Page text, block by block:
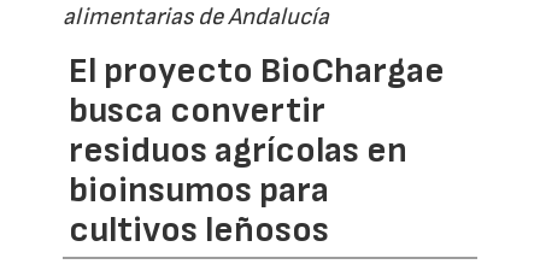
alimentarias de Andalucía
El proyecto BioChargae
busca convertir
residuos agrícolas en
bioinsumos para
cultivos leñosos